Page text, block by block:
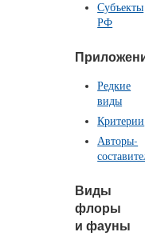
Субъекты
РФ
Редкие
виды
Критерии
Авторы-
Виды
флоры
и фауны